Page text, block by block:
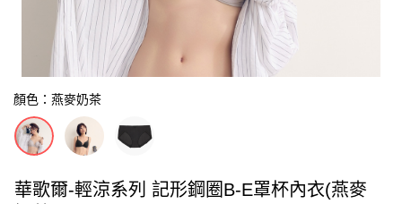
顏色：燕麥奶茶
華歌爾-輕涼系列 記形鋼圈B-E罩杯內衣(燕麥